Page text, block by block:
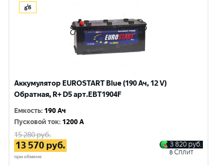
Аккумулятор EUROSTART Blue (190 Ач, 12 V)
Обратная, R+ D5 арт.EBT1904F
Емкость: 190 Ач
Пусковой ток: 1200 A
15 280руб.
13 570 руб.
при обмене
3 820 руб.
в Сплит